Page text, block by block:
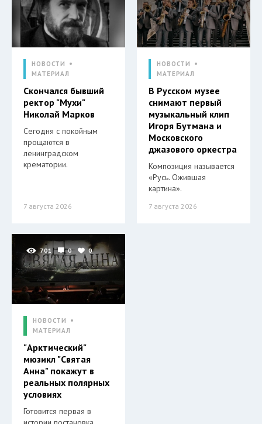
НОВОСТИ
МАТЕРИАЛ
Скончался бывший
ректор "Мухи"
Николай Марков
Сегодня с покойным
прощаются в
ленинградском
крематории.
7 августа 2026
НОВОСТИ
МАТЕРИАЛ
В Русском музее
снимают первый
музыкальный клип
Игоря Бутмана и
Московского
джазового оркестра
Композиция называется
«Русь. Ожившая
картина».
7 августа 2026
701 0 0
НОВОСТИ
МАТЕРИАЛ
"Арктический"
мюзикл "Святая
Анна" покажут в
реальных полярных
условиях
Готовится первая в